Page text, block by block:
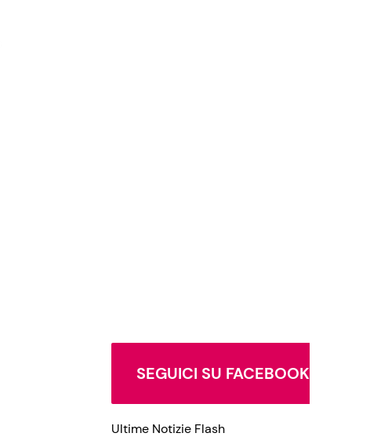
SEGUICI SU FACEBOOK
Ultime Notizie Flash